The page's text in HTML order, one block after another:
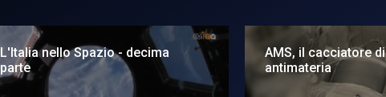
L'Italia nello Spazio - decima
parte
AMS, il cacciatore di
antimateria